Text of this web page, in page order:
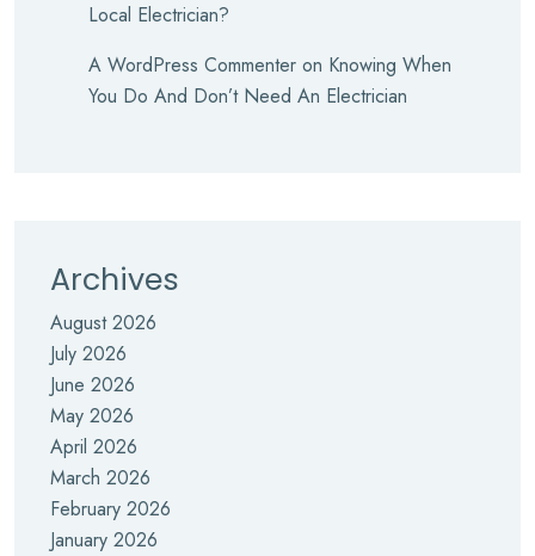
Local Electrician?
A WordPress Commenter on Knowing When
You Do And Don’t Need An Electrician
Archives
August 2026
July 2026
June 2026
May 2026
April 2026
March 2026
February 2026
January 2026